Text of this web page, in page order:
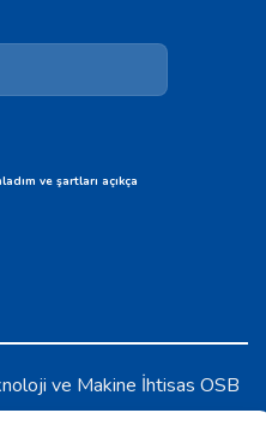
ve şartları açıkça
ve Makine İhtisas OSB